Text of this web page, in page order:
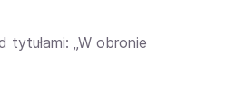
„W obronie